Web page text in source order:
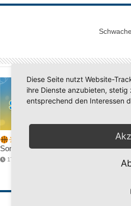
Sommerferien, wir kommen!
17. Juli 2026
Diese Seite nutzt Website-
ihre Dienste anzubieten,
entsprechend den Interessen